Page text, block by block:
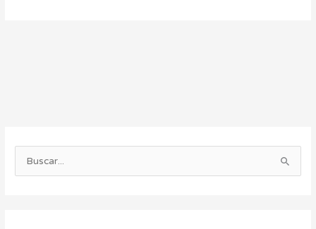
t
c